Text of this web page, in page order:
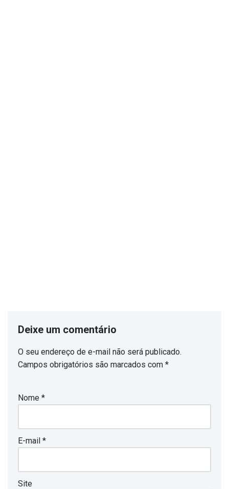
Deixe um comentário
O seu endereço de e-mail não será publicado.
Campos obrigatórios são marcados com *
Nome *
E-mail *
Site